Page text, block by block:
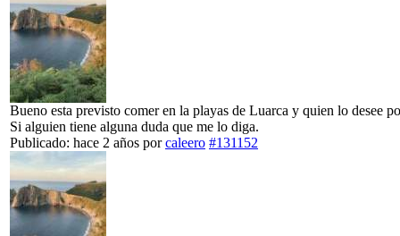
Bueno esta previsto comer en la playas de Luarca y quien lo desee
Si alguien tiene alguna duda que me lo diga.
Publicado: hace 2 años porcaleero #131152